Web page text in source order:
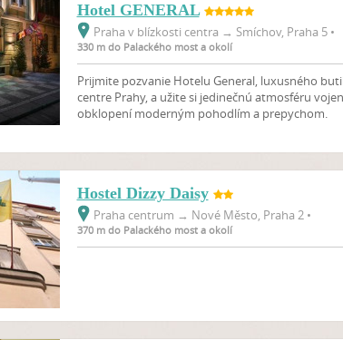
Hotel GENERAL
Praha v blízkosti centra → Smíchov, Praha 5 •
330 m do Palackého most a okolí
Prijmite pozvanie Hotelu General, luxusného
centre Prahy, a užite si jedinečnú atmosféru
obklopení moderným pohodlím a prepychom.
Hostel Dizzy Daisy
Praha centrum → Nové Město, Praha 2 •
370 m do Palackého most a okolí